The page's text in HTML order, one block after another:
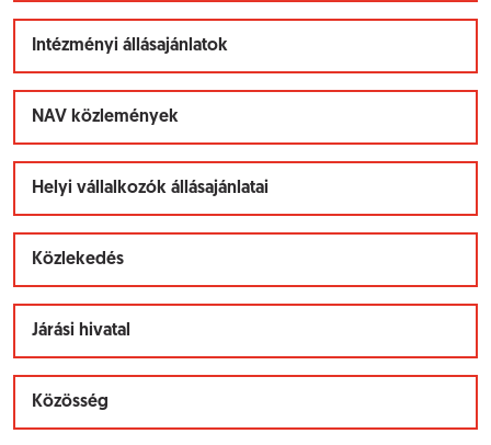
Intézményi állásajánlatok
NAV közlemények
Helyi vállalkozók állásajánlatai
Közlekedés
Járási hivatal
Közösség